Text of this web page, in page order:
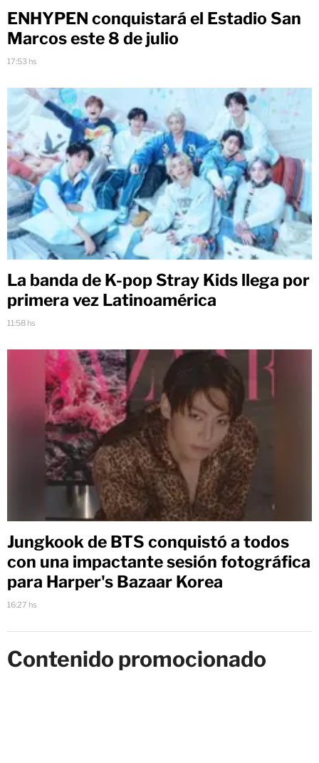
ENHYPEN conquistará el Estadio San
Marcos este 8 de julio
17:53 hs
La banda de K-pop Stray Kids llega por
primera vez Latinoamérica
11:58 hs
Jungkook de BTS conquistó a todos
con una impactante sesión fotográfica
para Harper's Bazaar Korea
16:27 hs
Contenido promocionado